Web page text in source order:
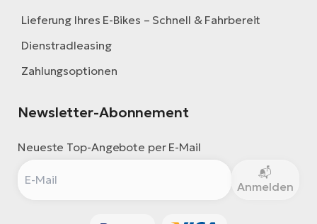
Lieferung Ihres E-Bikes – Schnell & Fahrbereit
Dienstradleasing
Zahlungsoptionen
Newsletter-Abonnement
Neueste Top-Angebote per E-Mail
Anmelden